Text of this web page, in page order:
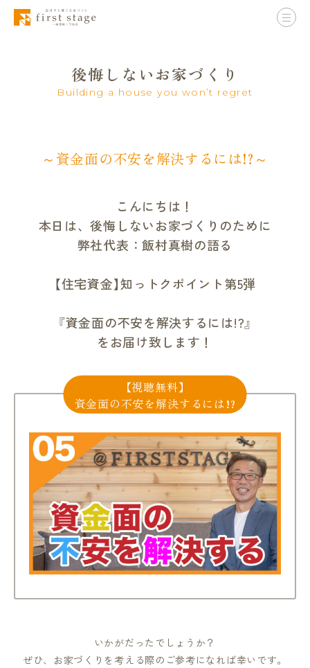
後悔しないお家づくり
Building a house you won’t regret
～資金面の不安を解決するには!?～
こんにちは！
本日は、後悔しないお家づくりのために
弊社代表：飯村真樹の語る
【住宅資金】知っトクポイント第5弾
『資金面の不安を解決するには!?』
をお届け致します！
【視聴無料】
資金面の不安を解決するには!?
いかがだったでしょうか？
ぜひ、お家づくりを考える際のご参考になれば幸いです。